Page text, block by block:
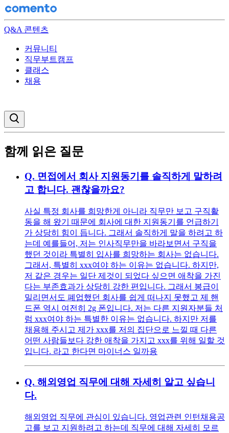
Q&A 콘텐츠
커뮤니티
직무부트캠프
클래스
채용
함께 읽은 질문
Q. 면접에서 회사 지원동기를 솔직하게 말하려
고 합니다. 괜찮을까요?
사실 특정 회사를 희망한게 아니라 직무만 보고 구직활
동을 해 왔기 때문에 회사에 대한 지원동기를 언급하기
가 상당히 힘이 듭니다. 그래서 솔직하게 말을 하려고 하
는데 예를들어, 저는 인사직무만을 바라보면서 구직을
했던 것이라 특별히 입사를 희망하는 회사는 없습니다.
그래서, 특별히 xxx여야 하는 이유는 없습니다. 하지만,
저 같은 경우는 일단 제것이 되었다 싶으면 애착을 가진
다는 부존효과가 상당히 강한 편입니다. 그래서 봉급이
밀리면서도 폐업했던 회사를 쉽게 떠나지 못했고 제 핸
드폰 역시 여전히 2g 폰입니다. 저는 다른 지원자분들 처
럼 xxx여야 하는 특별한 이유는 없습니다. 하지만 저를
채용해 주시고 제가 xxx를 저의 집단으로 느낄 때 다른
어떤 사람들보다 강한 애착을 가지고 xxx를 위해 일할 것
입니다. 라고 한다면 마이너스 일까용
Q. 해외영업 직무에 대해 자세히 알고 싶습니
다.
해외영업 직무에 관심이 있습니다. 영업관련 인턴채용공
고를 보고 지원하려고 하는데 직무에 대해 자세히 모르